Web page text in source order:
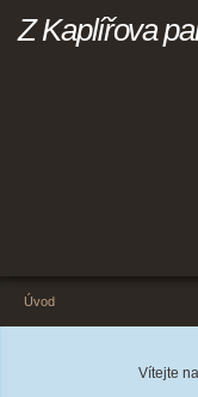
Z Kaplířova
Úvod
Vítejte